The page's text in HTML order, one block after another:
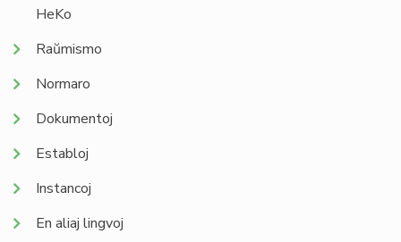
HeKo
Raŭmismo
Normaro
Dokumentoj
Establoj
Instancoj
En aliaj lingvoj